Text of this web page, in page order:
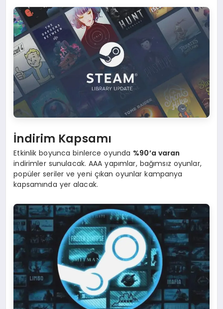
İndirim Kapsamı
Etkinlik boyunca binlerce oyunda %90’a varan
indirimler sunulacak. AAA yapımlar, bağımsız oyunlar,
popüler seriler ve yeni çıkan oyunlar kampanya
kapsamında yer alacak.